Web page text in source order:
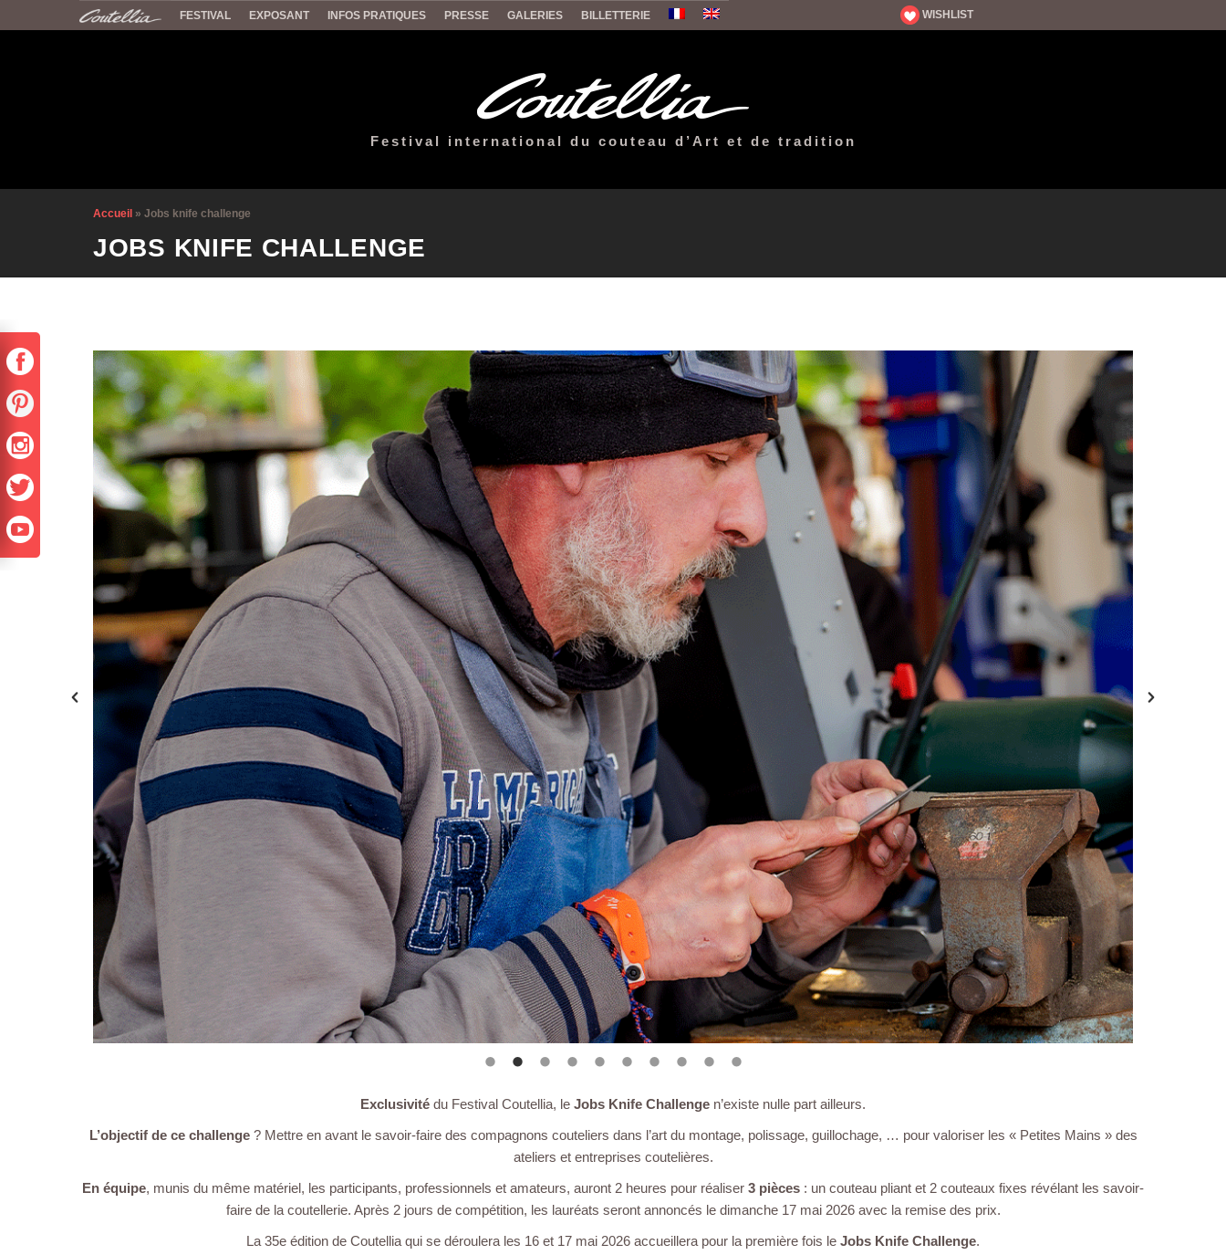
FESTIVAL EXPOSANT INFOS PRATIQUES PRESSE GALERIES BILLETTERIE WISHLIST
Festival international du couteau d’Art et de tradition
Accueil » Jobs knife challenge
JOBS KNIFE CHALLENGE
Exclusivité du Festival Coutellia, le Jobs Knife Challenge n’existe nulle part ailleurs.
L’objectif de ce challenge? Mettre en avant le savoir-faire des compagnons couteliers dans l’art du montage, polissage, guillochage, … pour valoriser les « Petites Mains » des
ateliers et entreprises coutelières.
En équipe, munis du même matériel, les participants, professionnels et amateurs, auront 2 heures pour réaliser 3 pièces : un couteau pliant et 2 couteaux fixes révélant les savoir-
faire de la coutellerie. Après 2 jours de compétition, les lauréats seront annoncés le dimanche 17 mai 2026 avec la remise des prix.
La 35e édition de Coutellia qui se déroulera les 16 et 17 mai 2026 accueillera pour la première fois le Jobs Knife Challenge.